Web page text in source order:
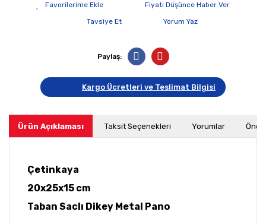
Fiyatı Düşünce Haber Ver
Tavsiye Et
Yorum Yaz
Paylaş:
Kargo Ücretleri ve Teslimat Bilgisi
Ürün Açıklaması Taksit Seçenekleri Yorumlar
Çetinkaya
20x25x15 cm
Taban Saclı Dikey Metal Pano